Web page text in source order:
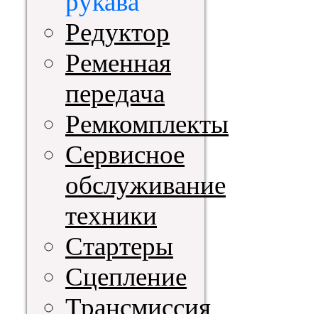
Редуктор
Ременная
передача
Ремкомплекты
Сервисное
обслуживание
техники
Стартеры
Сцепление
Трансмиссия